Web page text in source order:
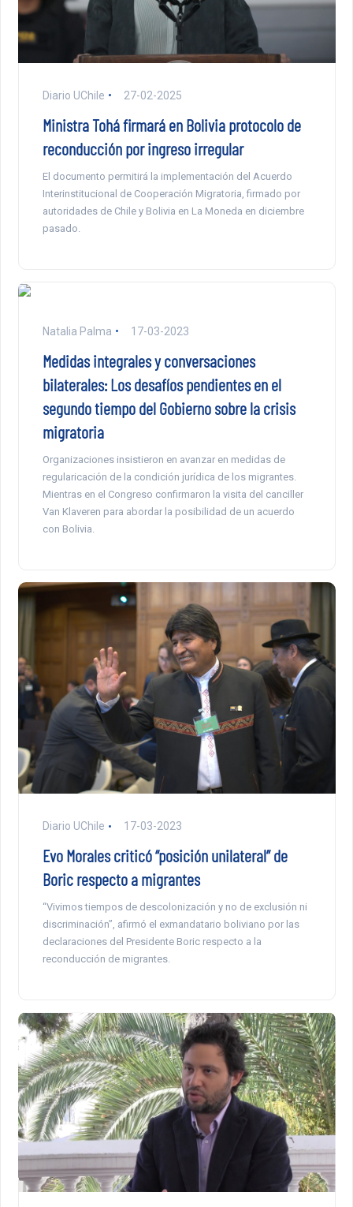
Diario UChile 27-02-2025
Ministra Tohá firmará en Bolivia protocolo de
reconducción por ingreso irregular
El documento permitirá la implementación del Acuerdo
Interinstitucional de Cooperación Migratoria, firmado por
autoridades de Chile y Bolivia en La Moneda en diciembre
pasado.
Natalia Palma 17-03-2023
Medidas integrales y conversaciones
bilaterales: Los desafíos pendientes en el
segundo tiempo del Gobierno sobre la crisis
migratoria
Organizaciones insistieron en avanzar en medidas de
regularicación de la condición jurídica de los migrantes.
Mientras en el Congreso confirmaron la visita del canciller
Van Klaveren para abordar la posibilidad de un acuerdo
con Bolivia.
Diario UChile 17-03-2023
Evo Morales criticó “posición unilateral” de
Boric respecto a migrantes
“Vivimos tiempos de descolonización y no de exclusión ni
discriminación”, afirmó el exmandatario boliviano por las
declaraciones del Presidente Boric respecto a la
reconducción de migrantes.